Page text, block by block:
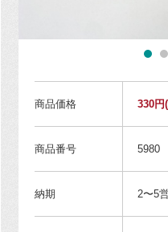
商品価格 330円
商品番号 5980
納期 2〜5